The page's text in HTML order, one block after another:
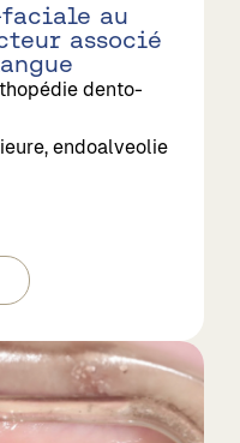
au
associé
dento-
endoalveolie